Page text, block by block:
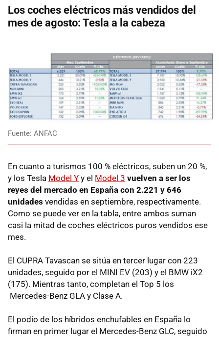
Los coches eléctricos más vendidos del
mes de agosto: Tesla a la cabeza
Fuente: ANFAC
En cuanto a turismos 100 % eléctricos, suben un 20 %,
y los Tesla Model Y y el Model 3 vuelven a ser los
reyes del mercado en España con 2.221 y 646
unidades vendidas en septiembre, respectivamente.
Como se puede ver en la tabla, entre ambos suman
casi la mitad de coches eléctricos puros vendidos ese
mes.
El CUPRA Tavascan se sitúa en tercer lugar con 223
unidades, seguido por el MINI EV (203) y el BMW iX2
(175). Mientras tanto, completan el Top 5 los
Mercedes-Benz GLA y Clase A.
El podio de los híbridos enchufables en España lo
firman en primer lugar el Mercedes-Benz GLC, seguido